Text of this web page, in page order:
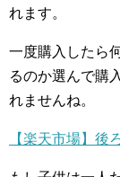
れます。
一度購入したら
るのか選んで購
れませんね。
【楽天市場】後